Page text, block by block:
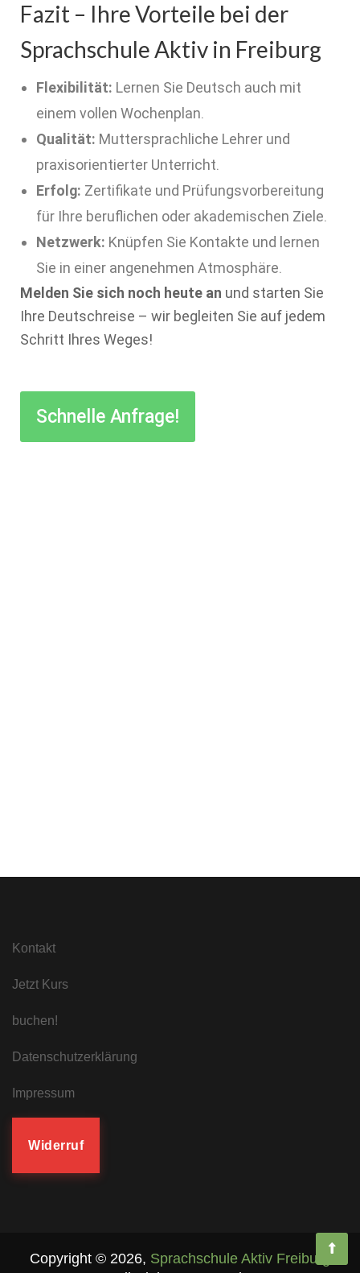
Fazit – Ihre Vorteile bei der
Sprachschule Aktiv in Freiburg
Flexibilität: Lernen Sie Deutsch auch mit
einem vollen Wochenplan.
Qualität: Muttersprachliche Lehrer und
praxisorientierter Unterricht.
Erfolg: Zertifikate und Prüfungsvorbereitung
für Ihre beruflichen oder akademischen Ziele.
Netzwerk: Knüpfen Sie Kontakte und lernen
Sie in einer angenehmen Atmosphäre.
Melden Sie sich noch heute an und starten Sie
Ihre Deutschreise – wir begleiten Sie auf jedem
Schritt Ihres Weges!
Schnelle Anfrage!
Kontakt
Jetzt Kurs
buchen!
Datenschutzerklärung
Impressum
Widerruf
Copyright © 2026, Sprachschule Aktiv Freiburg